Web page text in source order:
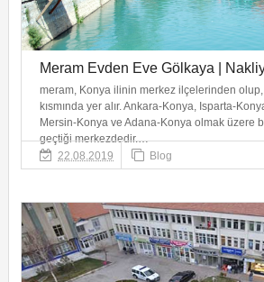
Meram Evden Eve Gölkaya |
meram, Konya ilinin merkez ilçelerinden
kısmında yer alır. Ankara-Konya, Isparta-
Mersin-Konya ve Adana-Konya olmak üzere
geçtiği merkezdedir.…
22.08.2019
Blog